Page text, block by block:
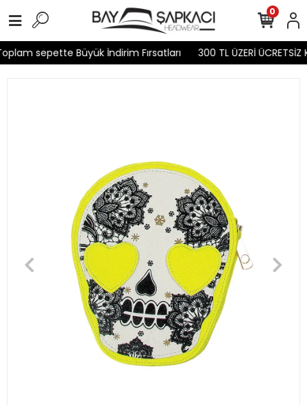
sepette Büyük İndirim Fırsatları 300 TL ÜZERİ ÜCRETSİZ
0